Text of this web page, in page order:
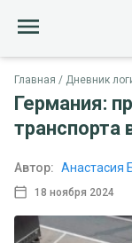
Главная Дневник
Германия:
транспорта
18 ноября 2024
Автор: Анастасия